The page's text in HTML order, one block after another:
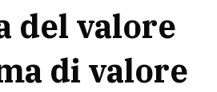
del valore
di valore